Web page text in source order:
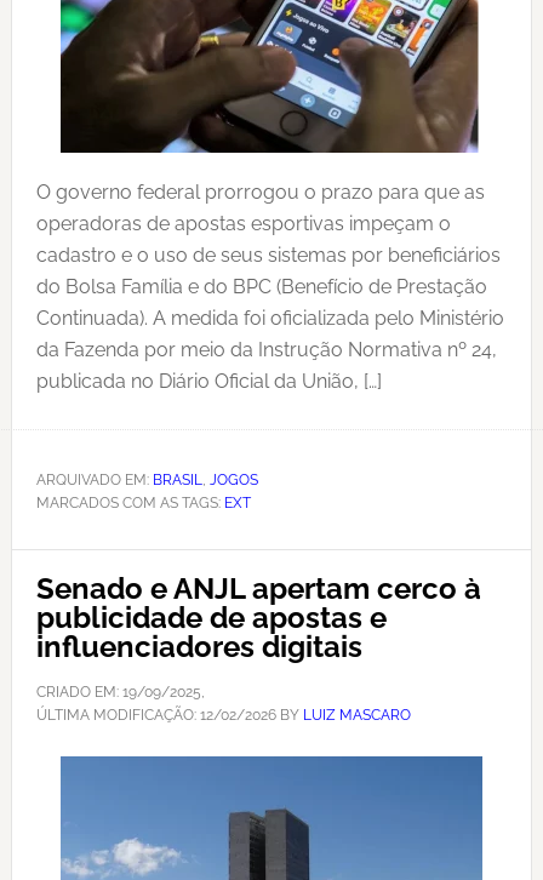
O governo federal prorrogou o prazo para que as
operadoras de apostas esportivas impeçam o
cadastro e o uso de seus sistemas por beneficiários
do Bolsa Família e do BPC (Benefício de Prestação
Continuada). A medida foi oficializada pelo Ministério
da Fazenda por meio da Instrução Normativa nº 24,
publicada no Diário Oficial da União, […]
ARQUIVADO EM: BRASIL, JOGOS
MARCADOS COM AS TAGS: EXT
Senado e ANJL apertam cerco à
publicidade de apostas e
influenciadores digitais
CRIADO EM: 19/09/2025,
ÚLTIMA MODIFICAÇÃO: 12/02/2026BY LUIZ MASCARO